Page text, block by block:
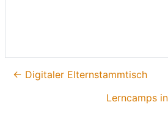
← Digitaler Elternstammtisch
Lerncamps